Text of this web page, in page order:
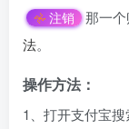
注销 那一
法。
操作方法：
1、打开支付宝